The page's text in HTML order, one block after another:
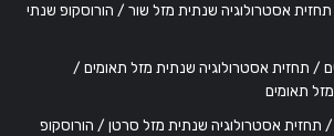
2026 שור / תחזית אסטרולוגיה שנתית מזל שור / הורוסקופ שנתי
2026 תאומים / תחזית אסטרולוגיה שנתית מזל תאומים /
2026 סרטן / תחזית אסטרולוגיה שנתית מזל סרטן / הורוסקופ